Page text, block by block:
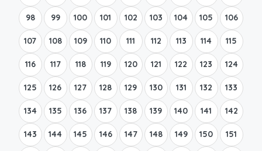
98 99 100 101 102 103 104 105 106
107 108 109 110 111 112 113 114 115
116 117 118 119 120 121 122 123 124
125 126 127 128 129 130 131 132 133
134 135 136 137 138 139 140 141 142
143 144 145 146 147 148 149 150 151